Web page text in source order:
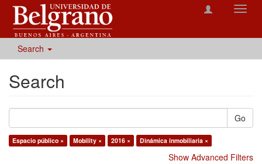
Search
Search
Go
Espacio público × Mobility × 2016 × Dinámica inmobiliaria ×
Show Advanced Filters